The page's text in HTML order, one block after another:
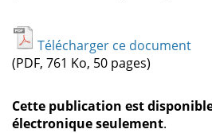
Télécharger ce document
(PDF, 761 Ko, 50 pages)
Cette publication est
électronique seulement.